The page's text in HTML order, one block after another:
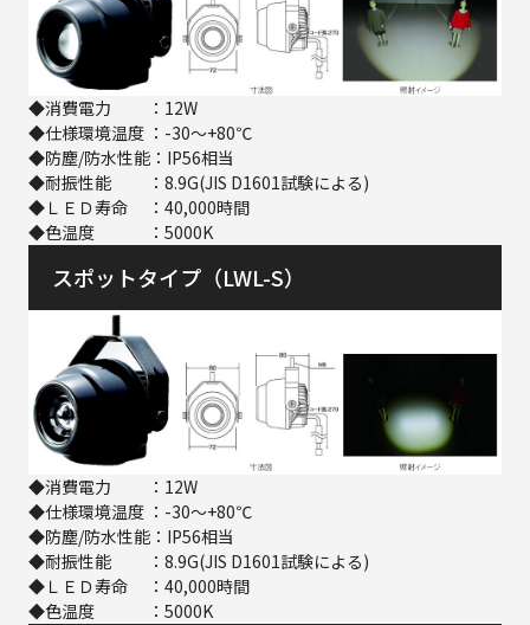
◆消費電力 ：12W
◆仕様環境温度 ：-30～+80℃
◆防塵/防水性能：IP56相当
◆耐振性能 ：8.9G(JIS D1601試験による)
◆ＬＥＤ寿命 ：40,000時間
◆色温度 ：5000K
スポットタイプ（LWL-S）
◆消費電力 ：12W
◆仕様環境温度 ：-30～+80℃
◆防塵/防水性能：IP56相当
◆耐振性能 ：8.9G(JIS D1601試験による)
◆ＬＥＤ寿命 ：40,000時間
◆色温度 ：5000K